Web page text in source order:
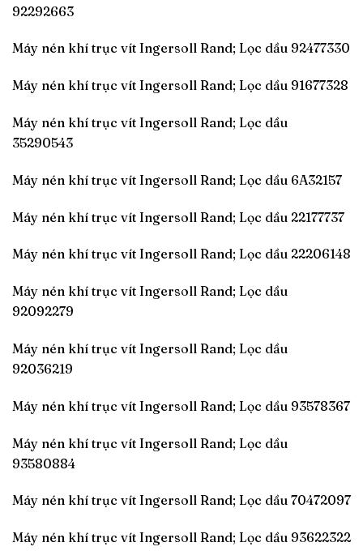
92292663
Máy nén khí trục vít Ingersoll Rand; Lọc dầu 92477330
Máy nén khí trục vít Ingersoll Rand; Lọc dầu 91677328
Máy nén khí trục vít Ingersoll Rand; Lọc dầu
35290543
Máy nén khí trục vít Ingersoll Rand; Lọc dầu 6A32157
Máy nén khí trục vít Ingersoll Rand; Lọc dầu 22177737
Máy nén khí trục vít Ingersoll Rand; Lọc dầu 22206148
Máy nén khí trục vít Ingersoll Rand; Lọc dầu
92092279
Máy nén khí trục vít Ingersoll Rand; Lọc dầu
92036219
Máy nén khí trục vít Ingersoll Rand; Lọc dầu 93578367
Máy nén khí trục vít Ingersoll Rand; Lọc dầu
93580884
Máy nén khí trục vít Ingersoll Rand; Lọc dầu 70472097
Máy nén khí trục vít Ingersoll Rand; Lọc dầu 93622322